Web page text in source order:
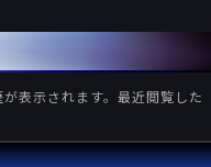
表示されます。最近閲覧した